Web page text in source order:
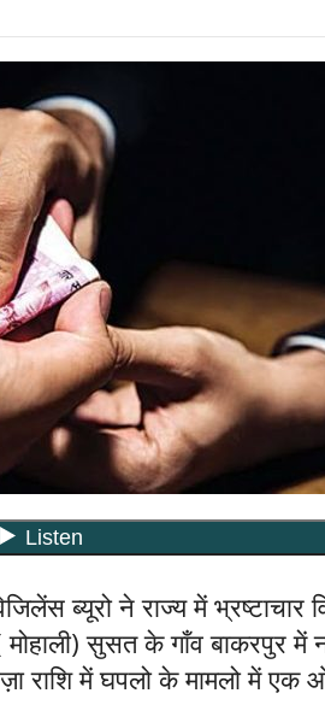
ब्यूरो ने राज्य में भ्रष्टाचार
सुसत के गाँव बाकरपुर में
राशि में घपलो के मामलो में एक